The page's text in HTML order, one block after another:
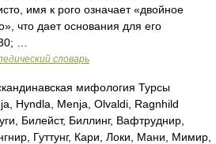
имя к рого означает «двойное
что дает основания для его
…
словарь
мифология Турсы
Hyndla, Menja, Olvaldi, Ragnhild
Билейст, Биллинг, Вафтруднир,
Гуттунг, Кари, Локи, Мани, Мимир,